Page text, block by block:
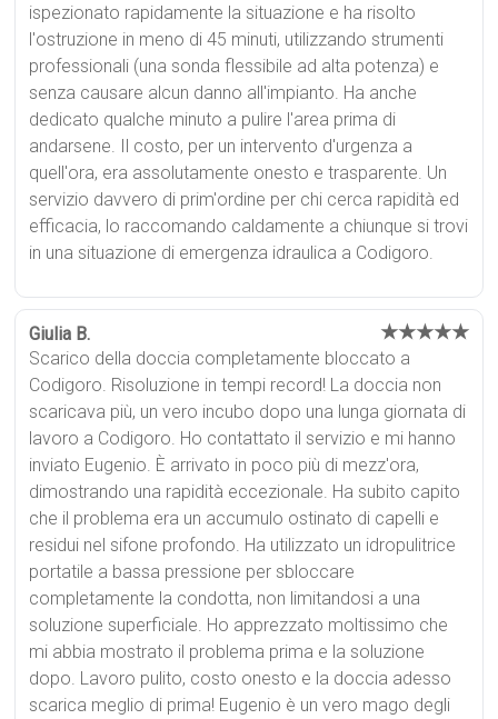
ispezionato rapidamente la situazione e ha risolto
l'ostruzione in meno di 45 minuti, utilizzando strumenti
professionali (una sonda flessibile ad alta potenza) e
senza causare alcun danno all'impianto. Ha anche
dedicato qualche minuto a pulire l'area prima di
andarsene. Il costo, per un intervento d'urgenza a
quell'ora, era assolutamente onesto e trasparente. Un
servizio davvero di prim'ordine per chi cerca rapidità ed
efficacia, lo raccomando caldamente a chiunque si trovi
in una situazione di emergenza idraulica a Codigoro.
Giulia B. ★★★★★
Scarico della doccia completamente bloccato a
Codigoro. Risoluzione in tempi record! La doccia non
scaricava più, un vero incubo dopo una lunga giornata di
lavoro a Codigoro. Ho contattato il servizio e mi hanno
inviato Eugenio. È arrivato in poco più di mezz'ora,
dimostrando una rapidità eccezionale. Ha subito capito
che il problema era un accumulo ostinato di capelli e
residui nel sifone profondo. Ha utilizzato un idropulitrice
portatile a bassa pressione per sbloccare
completamente la condotta, non limitandosi a una
soluzione superficiale. Ho apprezzato moltissimo che
mi abbia mostrato il problema prima e la soluzione
dopo. Lavoro pulito, costo onesto e la doccia adesso
scarica meglio di prima! Eugenio è un vero mago degli